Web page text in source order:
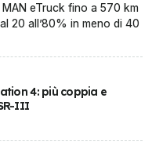
eTruck fino a 570 km
20 all’80% in meno di 40
4: più coppia e
III